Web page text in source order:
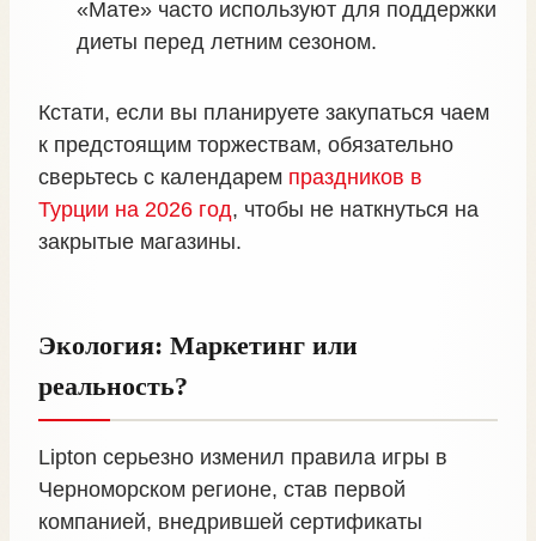
«Мате» часто используют для поддержки
диеты перед летним сезоном.
Кстати, если вы планируете закупаться чаем
к предстоящим торжествам, обязательно
сверьтесь с календарем праздников в
Турции на 2026 год, чтобы не наткнуться на
закрытые магазины.
Экология: Маркетинг или
реальность?
Lipton серьезно изменил правила игры в
Черноморском регионе, став первой
компанией, внедрившей сертификаты